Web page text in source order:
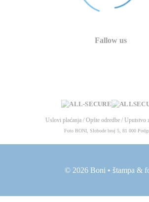
Fallow us
Uslovi plaćanja/ Opšte odredbe/ Uputstvo
Foto BONI, Slobode broj 5, 81 000
© 2026 Boni • štampa &